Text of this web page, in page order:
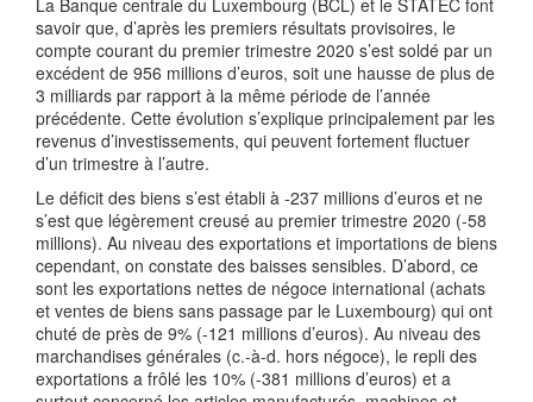
La Banque centrale du Luxembourg (BCL) et le STATEC font
savoir que, d’après les premiers résultats provisoires, le
compte courant du premier trimestre 2020 s’est soldé par un
excédent de 956 millions d’euros, soit une hausse de plus de
3 milliards par rapport à la même période de l’année
précédente. Cette évolution s’explique principalement par les
revenus d’investissements, qui peuvent fortement fluctuer
d’un trimestre à l’autre.
Le déficit des biens s’est établi à -237 millions d’euros et ne
s’est que légèrement creusé au premier trimestre 2020 (-58
millions). Au niveau des exportations et importations de biens
cependant, on constate des baisses sensibles. D’abord, ce
sont les exportations nettes de négoce international (achats
et ventes de biens sans passage par le Luxembourg) qui ont
chuté de près de 9% (-121 millions d’euros). Au niveau des
marchandises générales (c.-à-d. hors négoce), le repli des
exportations a frôlé les 10% (-381 millions d’euros) et a